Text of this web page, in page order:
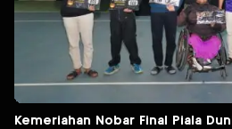
Kemeriahan Nobar Final Piala